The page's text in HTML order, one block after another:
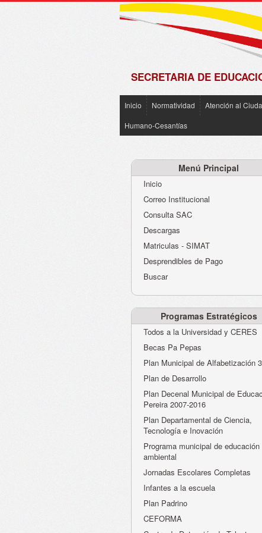
SECRETARIA DE
Inicio Normatividad Atención al
Humano-Cesantías
Menú Principal
Inicio
Correo Institucional
Consulta SAC
Descargas
Matriculas - SIMAT
Desprendibles de Pago
Buscar
Programas Estratégicos
Todos a la Universidad y CERES
Becas Pa Pepas
Plan Municipal de Alfabetización
Plan de Desarrollo
Plan Decenal Municipal de
Pereira 2007-2016
Plan Departamental de Ciencia,
Tecnología e Inovación
Programa municipal de educación
ambiental
Jornadas Escolares Completas
Infantes a la escuela
Plan Padrino
CEFORMA
de